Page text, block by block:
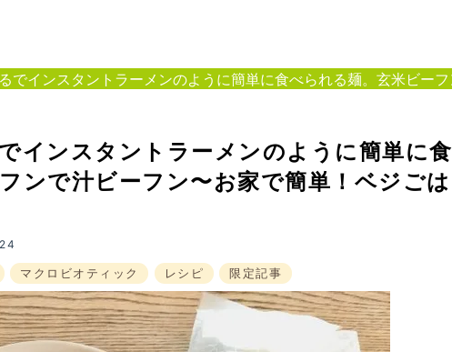
でインスタントラーメンのように簡単に食べられる麺。玄米ビーフ
インスタントラーメンのように簡単に食
ンで汁ビーフン〜お家で簡単！ベジごは
マクロビオティック レシピ 限定記事